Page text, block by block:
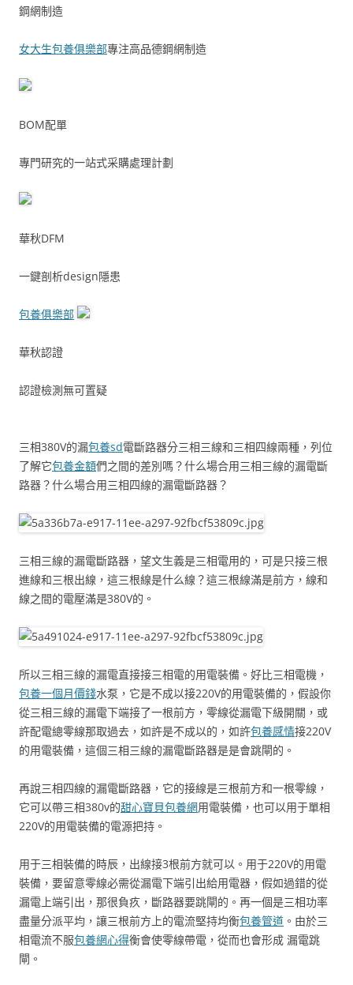
鋼網制造
女大生包養俱樂部專注高品德鋼網制造
BOM配單
專門研究的一站式采購處理計劃
華秋DFM
一鍵剖析design隱患
包養俱樂部
華秋認證
認證檢測無可置疑
三相380V的漏包養sd電斷路器分三相三線和三相四線兩種，列位
了解它包養金額們之間的差別嗎？什么場合用三相三線的漏電斷
路器？什么場合用三相四線的漏電斷路器？
三相三線的漏電斷路器，望文生義是三相電用的，可是只接三根
進線和三根出線，這三根線是什么線？這三根線滿是前方，線和
線之間的電壓滿是380V的。
所以三相三線的漏電直接接三相電的用電裝備。好比三相電機，
包養一個月價錢水泵，它是不成以接220V的用電裝備的，假設你
從三相三線的漏電下端接了一根前方，零線從漏電下級開關，或
許配電總零線那取過去，如許是不成以的，如許包養感情接220V
的用電裝備，這個三相三線的漏電斷路器是是會跳閘的。
再說三相四線的漏電斷路器，它的接線是三根前方和一根零線，
它可以帶三相380v的甜心寶貝包養網用電裝備，也可以用于單相
220V的用電裝備的電源把持。
用于三相裝備的時辰，出線接3根前方就可以。用于220V的用電
裝備，要留意零線必需從漏電下端引出給用電器，假如過錯的從
漏電上端引出，那很負疚，斷路器要跳閘的。再一個是三相功率
盡量分派平均，讓三根前方上的電流堅持均衡包養管道 。由於三
相電流不服包養網心得衡會使零線帶電，從而也會形成 漏電跳
閘。